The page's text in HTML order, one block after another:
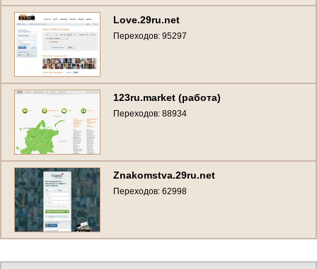
Love.29ru.net
Переходов: 95297
123ru.market (работа)
Переходов: 88934
Znakomstva.29ru.net
Переходов: 62998